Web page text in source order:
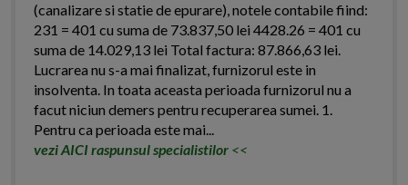
(canalizare si statie de epurare), notele contabile fiind:
231 = 401 cu suma de 73.837,50 lei 4428.26 = 401 cu
suma de 14.029,13 lei Total factura: 87.866,63 lei.
Lucrarea nu s-a mai finalizat, furnizorul este in
insolventa. In toata aceasta perioada furnizorul nu a
facut niciun demers pentru recuperarea sumei. 1.
Pentru ca perioada este mai...
vezi AICI raspunsul specialistilor <<